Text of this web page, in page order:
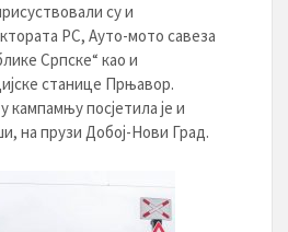
су и
РС, Ауто-мото савеза
Српске“ као и
станице Прњавор.
кампамњу посјетила је и
на прузи Добој-Нови Град.